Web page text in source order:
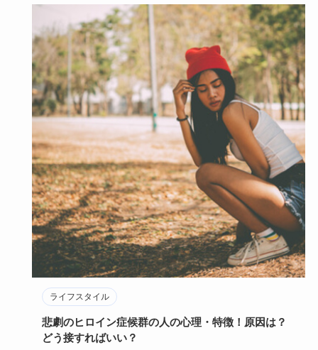
ライフスタイル
悲劇のヒロイン症候群の人の心理・特徴！原因は？
どう接すればいい？